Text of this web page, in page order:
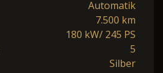
Automatik
7.500 km
180 kW/ 245 PS
5
Silber